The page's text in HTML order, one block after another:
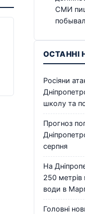
СМИ
ОСТАННІ
Росіяни
школу та
Прогноз
серпня
На
250 метрів
води в
Головні